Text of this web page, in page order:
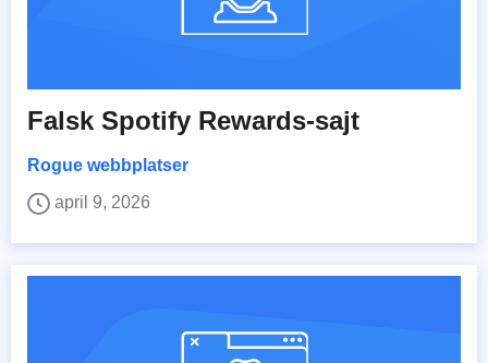
Falsk Spotify Rewards-sajt
Rogue webbplatser
april 9, 2026